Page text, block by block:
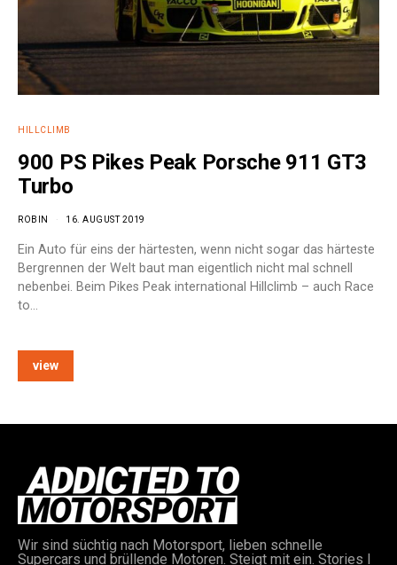
HILLCLIMB
900 PS Pikes Peak Porsche 911 GT3
Turbo
ROBIN 16. AUGUST 2019
Ein Auto für eins der härtesten, wenn nicht sogar das härteste
Bergrennen der Welt baut man eigentlich nicht mal schnell
nebenbei. Beim Pikes Peak international Hillclimb – auch Race
to…
view
Wir sind süchtig nach Motorsport, lieben schnelle
Supercars und brüllende Motoren. Steigt mit ein. Stories I